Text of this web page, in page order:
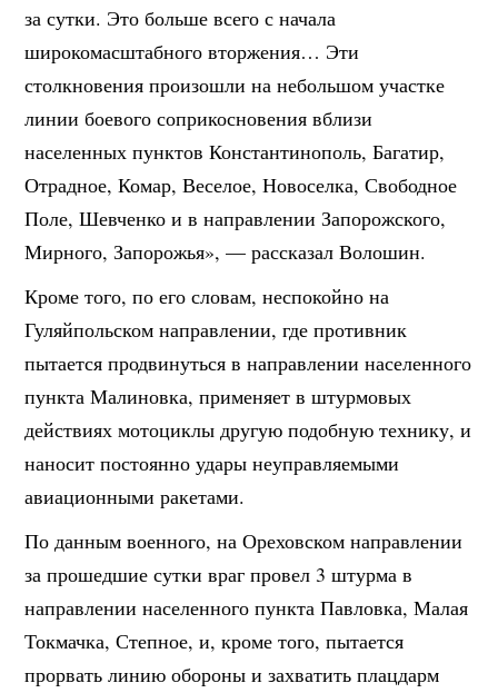
за сутки. Это больше всего с начала
широкомасштабного вторжения… Эти
столкновения произошли на небольшом участке
линии боевого соприкосновения вблизи
населенных пунктов Константинополь, Багатир,
Отрадное, Комар, Веселое, Новоселка, Свободное
Поле, Шевченко и в направлении Запорожского,
Мирного, Запорожья», — рассказал Волошин.
Кроме того, по его словам, неспокойно на
Гуляйпольском направлении, где противник
пытается продвинуться в направлении населенного
пункта Малиновка, применяет в штурмовых
действиях мотоциклы другую подобную технику, и
наносит постоянно удары неуправляемыми
авиационными ракетами.
По данным военного, на Ореховском направлении
за прошедшие сутки враг провел 3 штурма в
направлении населенного пункта Павловка, Малая
Токмачка, Степное, и, кроме того, пытается
прорвать линию обороны и захватить плацдарм